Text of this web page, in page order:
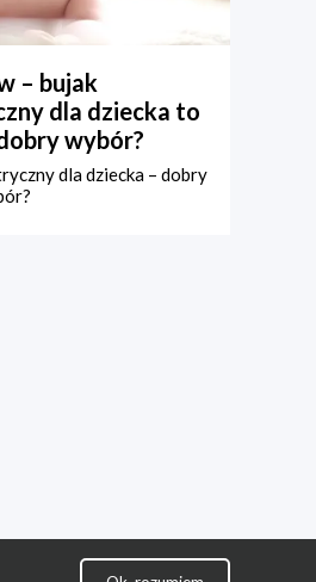
– bujak
dla dziecka to
wybór?
dla dziecka – dobry